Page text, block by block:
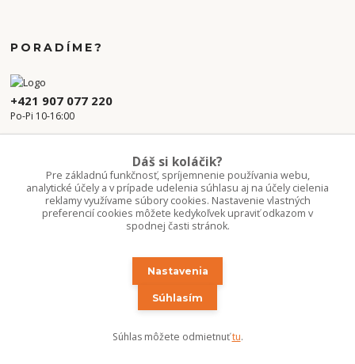
PORADÍME?
+421 907 077 220
Po-Pi 10-16:00
Upravit sběr cookies.
Vytvorené na
Eshop-rychlo.sk
Dáš si koláčik?
Pre základnú funkčnosť, spríjemnenie používania webu,
analytické účely a v prípade udelenia súhlasu aj na účely cielenia
reklamy využívame súbory cookies. Nastavenie vlastných
preferencií cookies môžete kedykoľvek upraviť odkazom v
spodnej časti stránok.
Nastavenia
Súhlasím
Súhlas môžete odmietnuťtu.